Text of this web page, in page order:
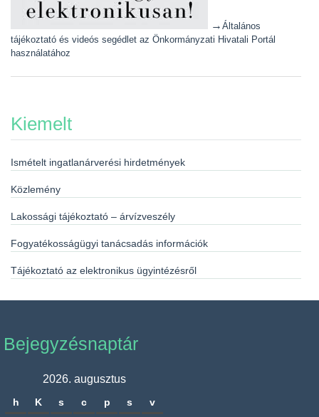
→ Általános
tájékoztató és videós segédlet az Önkormányzati Hivatali Portál
használatához
Kiemelt
Ismételt ingatlanárverési hirdetmények
Közlemény
Lakossági tájékoztató – árvízveszély
Fogyatékosságügyi tanácsadás információk
Tájékoztató az elektronikus ügyintézésről
Bejegyzésnaptár
2026. augusztus
h K s c p s v